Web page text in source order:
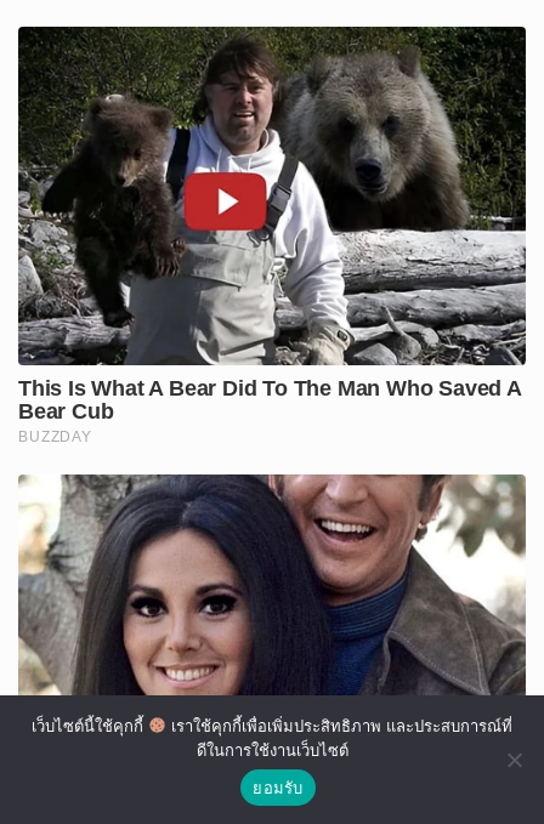
เว็บไซต์นี้ใช้คุกกี้
เราใช้คุกกี้เพื่อเพิ่มประสิทธิภาพ และประสบการณ์ที่
ดีในการใช้งานเว็บไซต์
ยอมรับ